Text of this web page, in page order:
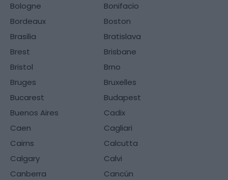
Bologne
Bonifacio
Bordeaux
Boston
Brasilia
Bratislava
Brest
Brisbane
Bristol
Brno
Bruges
Bruxelles
Bucarest
Budapest
Buenos Aires
Cadix
Caen
Cagliari
Cairns
Calcutta
Calgary
Calvi
Canberra
Cancún